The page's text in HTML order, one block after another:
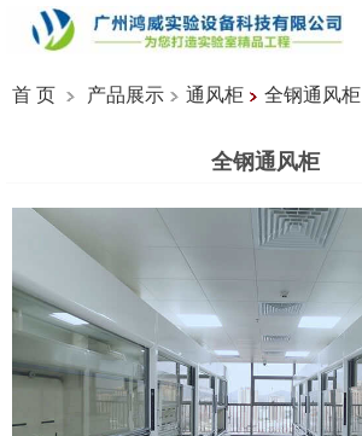
首 页 产品展示 通风柜 全钢通风柜
全钢通风柜